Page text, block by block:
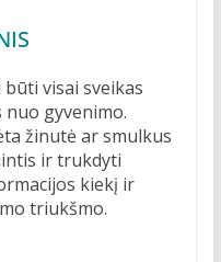
visai sveikas
gyvenimo.
žinutė ar smulkus
ir trukdyti
kiekį ir
triukšmo.